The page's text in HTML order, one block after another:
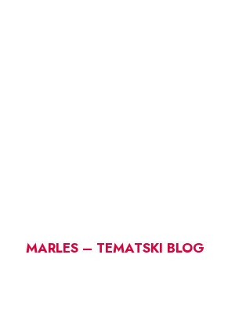
MARLES – TEMATSKI BLOG